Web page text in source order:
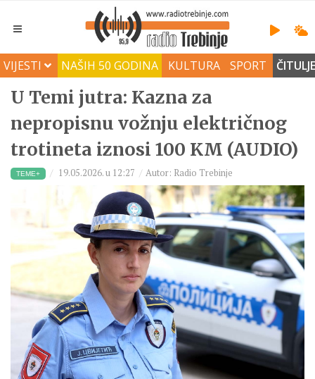
VIJESTI NAŠIH 50 GODINA KULTURA SPORT ČITULJE
U Temi jutra: Kazna za
nepropisnu vožnju električnog
trotineta iznosi 100 KM (AUDIO)
TEME+ 19.05.2026. u 12:27 Autor: Radio Trebinje